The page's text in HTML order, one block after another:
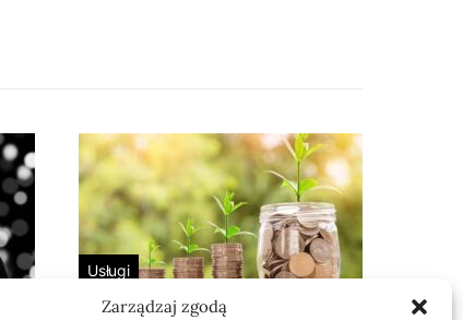
Zarządzaj zgodą
Usługi